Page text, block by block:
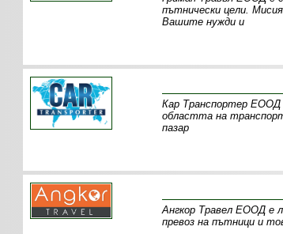
пътнически цели.
Вашите нужди и
Кар Транспортер ЕООД
областта на
пазар
Ангкор Травел ЕООД е
превоз на пътници и